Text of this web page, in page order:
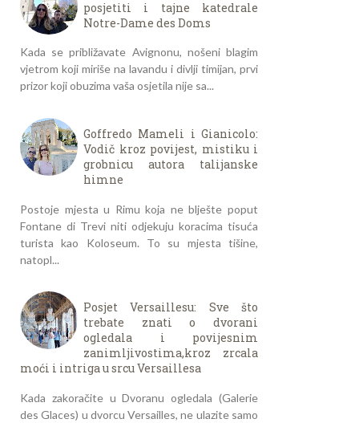
posjetiti i tajne katedrale
Notre-Dame des Doms
Kada se približavate Avignonu, nošeni blagim
vjetrom koji miriše na lavandu i divlji timijan, prvi
prizor koji obuzima vaša osjetila nije sa...
Goffredo Mameli i Gianicolo:
Vodič kroz povijest, mistiku i
grobnicu autora talijanske
himne
Postoje mjesta u Rimu koja ne blješte poput
Fontane di Trevi niti odjekuju koracima tisuća
turista kao Koloseum. To su mjesta tišine,
natopl...
Posjet Versaillesu: Sve što
trebate znati o dvorani
ogledala i povijesnim
zanimljivostima,kroz zrcala
moći i intriga u srcu Versaillesa
Kada zakoračite u Dvoranu ogledala (Galerie
des Glaces) u dvorcu Versailles, ne ulazite samo